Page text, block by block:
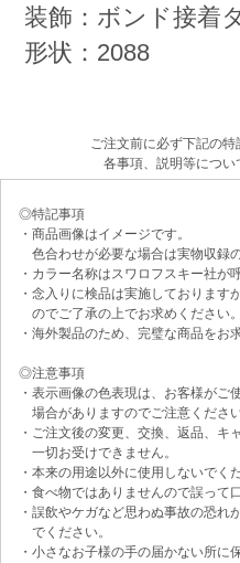
装飾：ボンド接着
形状：2088
ご注文前に必ず下記の
各事項、説明等につい
◎特記事項
・商品画像はイメージです。
色合わせが必要な場合は実物収録
・カラー名称はスワロフスキー社が
・念入りに検品は実施しております
のでご了承の上でお求めください
・海外製品のため、完璧な商品をお
◎注意事項
・表示画像の色表現は、お客様がご
場合がありますのでご注意くださ
・ご注文後の変更、交換、返品、キ
一切お受けできません。
・本来の用途以外に使用しないでく
・食べ物ではありませんので誤って
・誤飲やケガなど思わぬ事故の恐れ
でください。
・小さなお子様の手の届かない所に